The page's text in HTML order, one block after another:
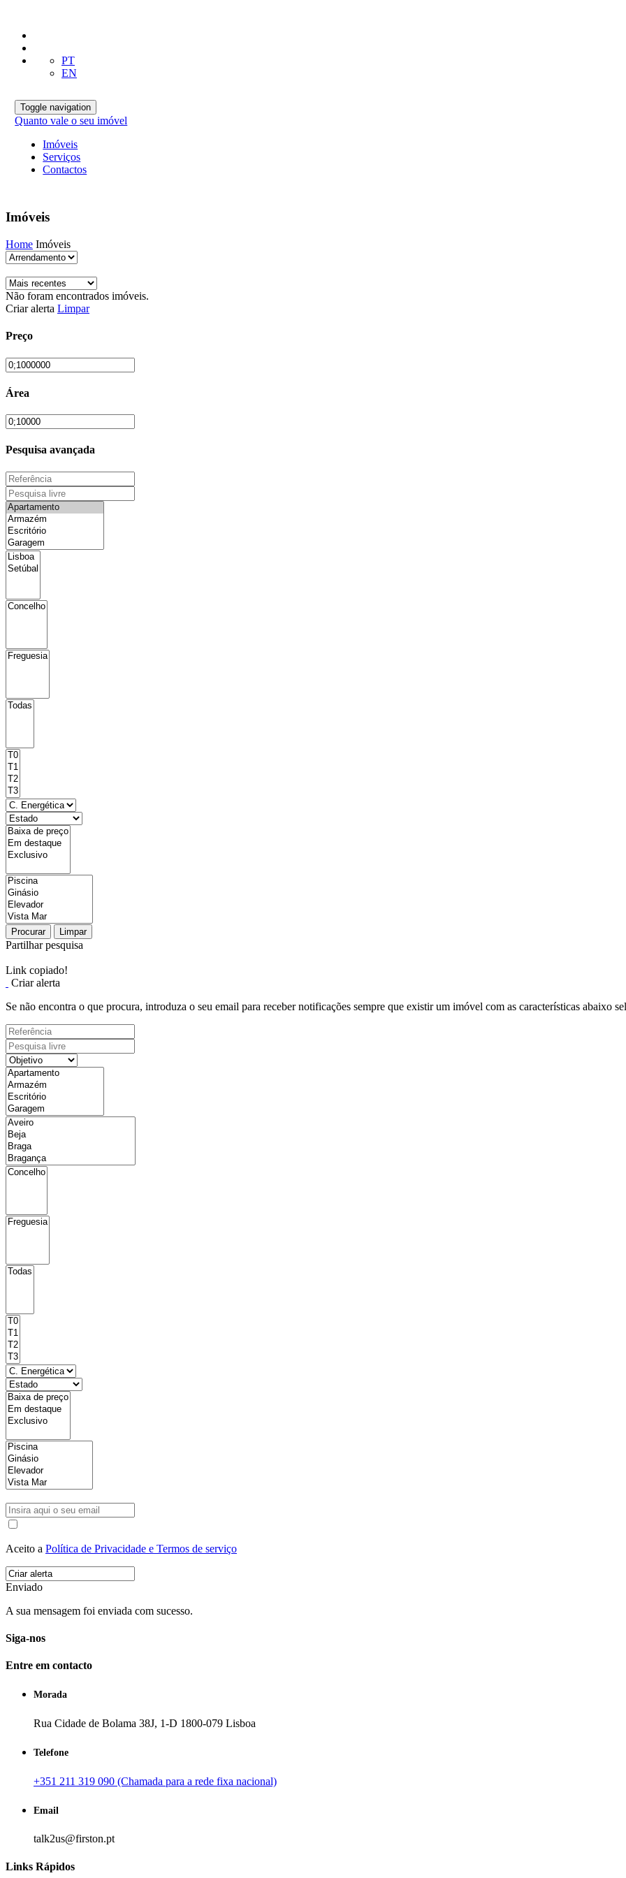
PT
EN
Toggle navigation
Quanto vale o seu imóvel
Imóveis
Serviços
Contactos
Imóveis
Home Imóveis
Não foram encontrados imóveis.
Criar alerta Limpar
Preço
Área
Pesquisa avançada
Procurar Limpar
Partilhar pesquisa
Link copiado!
Criar alerta
Se não encontra o que procura, introduza o seu email para receber notificações sempre que existir um imóvel com as características abaixo
Aceito a Política de Privacidade e Termos de serviço
Enviado
A sua mensagem foi enviada com sucesso.
Siga-nos
Entre em contacto
Morada
Rua Cidade de Bolama 38J, 1-D 1800-079 Lisboa
Telefone
+351 211 319 090 (Chamada para a rede fixa nacional)
Email
talk2us@firston.pt
Links Rápidos